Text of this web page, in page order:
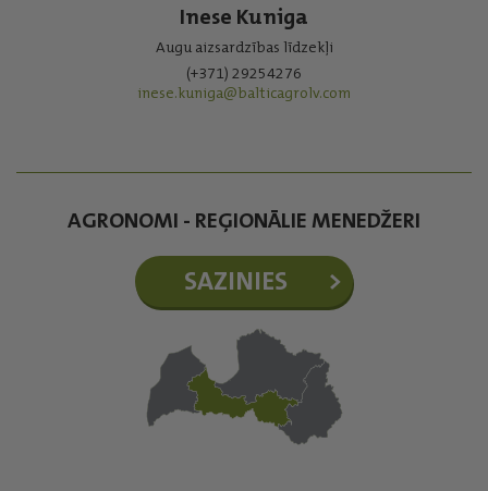
Inese Kuniga
Augu aizsardzības līdzekļi
(+371) 29254276
inese.kuniga@balticagrolv.com
AGRONOMI - REĢIONĀLIE MENEDŽERI
SAZINIES